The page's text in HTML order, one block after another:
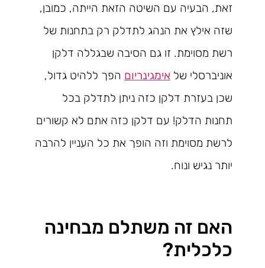
זאת, הבעיה עם השיטה הזאת הייתה, כמובן,
שזה אילץ את הנהג לתדלק רק בתחנות של
רשת מסוימת. זו גם הסיבה שבגללה דלקן
אוניברסלי של אימגינריום הפך ללהיט גדול,
שכן בעזרת דלקן כזה ניתן לתדלק בכל
תחנות הדלק! עם דלקן כזה אתם לא קשורים
לרשת מסוימת וזה הופך את כל העניין להרבה
יותר נגיש ונוח.
האם זה משתלם מבחינה
כלכלית?